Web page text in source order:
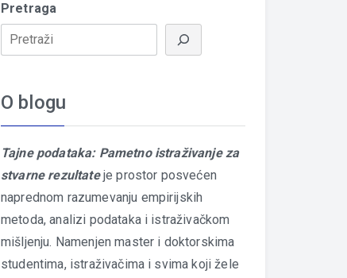
Pretraga
O blogu
Tajne podataka: Pametno istraživanje za
stvarne rezultateje prostor posvećen
naprednom razumevanju empirijskih
metoda, analizi podataka i istraživačkom
mišljenju. Namenjen master i doktorskima
studentima, istraživačima i svima koji žele